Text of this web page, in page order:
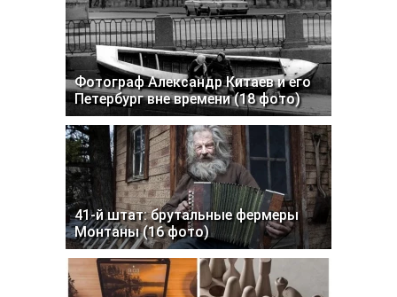
Фотограф Александр Китаев и его
Петербург вне времени (18 фото)
41-й штат: брутальные фермеры
Монтаны (16 фото)